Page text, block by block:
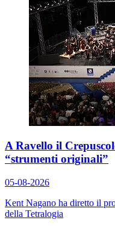
A Ravello il
“strumenti originali”
05-08-2026
Kent Nagano ha diretto il
della Tetralogia